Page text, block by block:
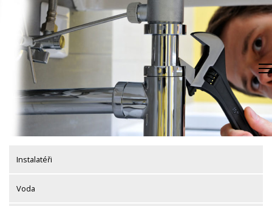
content
Instalatéři
Voda